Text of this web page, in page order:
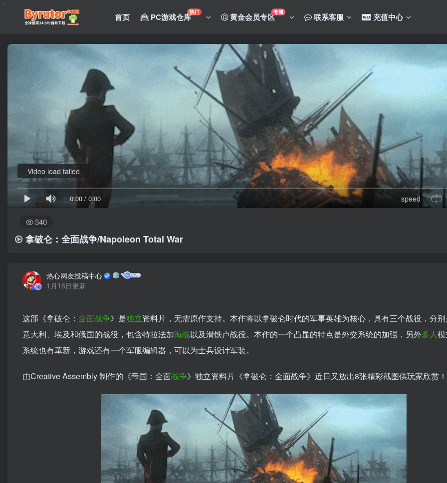
首页 PC游戏仓库热门 黄金会员专区专属 联系客服 充值中心
0:00 / 0:00 speed
Video load failed
340
拿破仑：全面战争/Napoleon Total War
热心网友投稿中心
1月16日更新
这部《拿破仑： 全面战争》是独立资料片，无需原作支持。本作将以拿破仑时代的军事英雄为核心，具有三个战役，分
意大利、埃及和俄国的战役，包含特拉法加海战以及滑铁卢战役。本作的一个凸显的特点是外交系统的加强，另外多人
系统也有革新，游戏还有一个军服编辑器，可以为士兵设计军装。
由Creative Assembly 制作的《帝国：全面战争》独立资料片《拿破仑：全面战争》近日又放出8张精彩截图供玩家欣赏！